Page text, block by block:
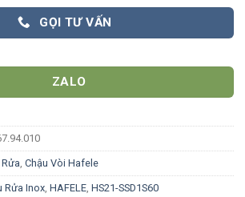
GỌI TƯ VẤN
ZALO
, Chậu Vòi Hafele
Rửa Inox, HAFELE, HS21-SSD1S60